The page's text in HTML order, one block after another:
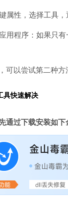
属性，选择工具
用程序：如果只
可以尝试第二种方
具快速解决
通过下载安装如下